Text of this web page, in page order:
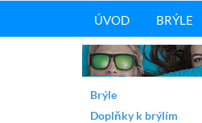
ÚVOD BRÝLE
Brýle
Doplňky k brýlím